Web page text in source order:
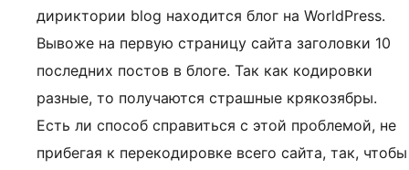
дириктории blog находится блог на WorldPress.
Вывоже на первую страницу сайта заголовки 10
последних постов в блоге. Так как кодировки
разные, то получаются страшные крякозябры.
Есть ли способ справиться с этой проблемой, не
прибегая к перекодировке всего сайта, так, чтобы